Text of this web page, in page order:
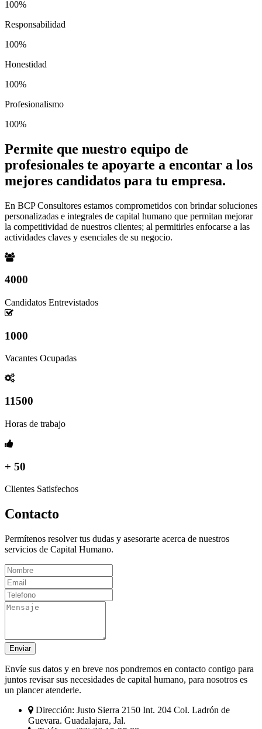
100%
Responsabilidad
100%
Honestidad
100%
Profesionalismo
100%
Permite que nuestro equipo de
profesionales te apoyarte a encontar a los
mejores candidatos para tu empresa.
En BCP Consultores estamos comprometidos con brindar soluciones
personalizadas e integrales de capital humano que permitan mejorar
la competitividad de nuestros clientes; al permitirles enfocarse a las
actividades claves y esenciales de su negocio.
4000
Candidatos Entrevistados
1000
Vacantes Ocupadas
11500
Horas de trabajo
+ 50
Clientes Satisfechos
Contacto
Permítenos resolver tus dudas y asesorarte acerca de nuestros
servicios de Capital Humano.
Enviar
Envíe sus datos y en breve nos pondremos en contacto contigo para
juntos revisar sus necesidades de capital humano, para nosotros es
un plancer atenderle.
Dirección: Justo Sierra 2150 Int. 204 Col. Ladrón de
Guevara. Guadalajara, Jal.